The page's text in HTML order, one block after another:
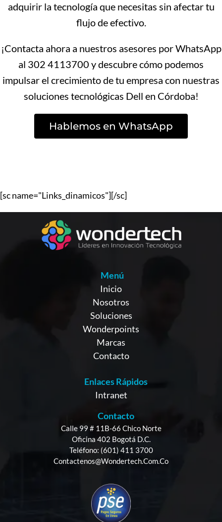
adquirir la tecnología que necesitas sin afectar tu
flujo de efectivo.
¡Contacta ahora a nuestros asesores por WhatsApp
al 302 4113700 y descubre cómo podemos
impulsar el crecimiento de tu empresa con nuestras
soluciones tecnológicas Dell en Córdoba!
Hablemos en WhatsApp
[sc name="Links_dinamicos"][/sc]
Menú
Inicio
Nosotros
Soluciones
Wonderpoints
Marcas
Contacto
Enlaces Rápidos
Intranet
Contacto
Calle 99 # 11B-66 Chico Norte
Oficina 402 Bogotá D.C.
Teléfono: (601) 411 3700
Contactenos@wondertech.com.co